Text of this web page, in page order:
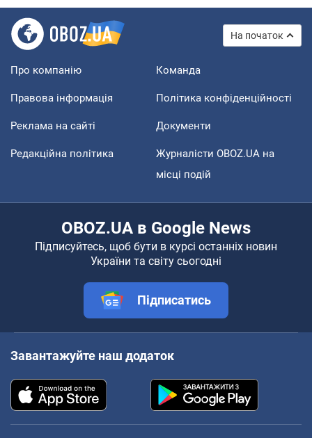
На початок
Про компанію Команда
Правова інформація Політика конфіденційності
Реклама на сайті Документи
Редакційна політика
Журналісти OBOZ.UA на
місці подій
OBOZ.UA в Google News
Підписуйтесь, щоб бути в курсі останніх новин
України та світу сьогодні
Підписатись
Завантажуйте наш додаток